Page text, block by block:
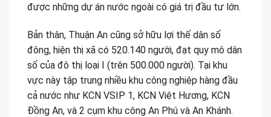
được những dự án nước ngoài có giá trị đầu tư lớn.
Bản thân, Thuận An cũng sở hữu lợi thế dân số
đông, hiện thị xã có 520.140 người, đạt quy mô dân
số của đô thị loại I (trên 500.000 người). Tại khu
vực này tập trung nhiều khu công nghiệp hàng đầu
cả nước như KCN VSIP 1, KCN Việt Hương, KCN
Đồng An, và 2 cụm khu công An Phú và An Khánh.